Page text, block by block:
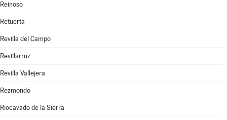
Reinoso
Retuerta
Revilla del Campo
Revillarruz
Revilla Vallejera
Rezmondo
Riocavado de la Sierra